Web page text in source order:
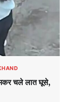
चले लात घूसे,